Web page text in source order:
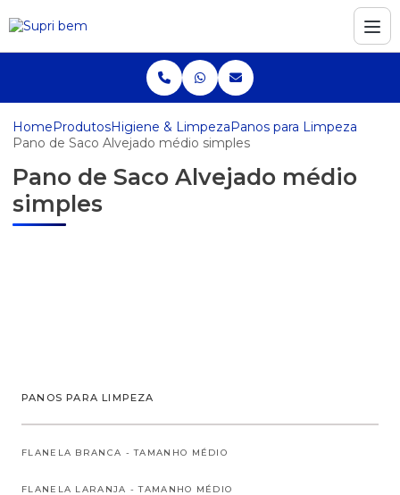
HomeProdutosHigiene & LimpezaPanos para Limpeza
Pano de Saco Alvejado médio simples
Pano de Saco Alvejado médio
simples
PANOS PARA LIMPEZA
FLANELA BRANCA - TAMANHO MÉDIO
FLANELA LARANJA - TAMANHO MÉDIO